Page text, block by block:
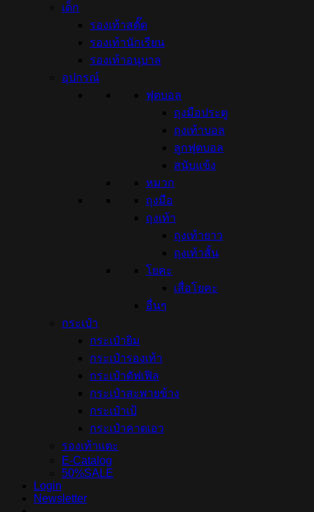
เด็ก
รองเท้าสตั๊ด
รองเท้านักเรียน
รองเท้าอนุบาล
อุปกรณ์
ฟุตบอล
ถุงมือประตู
ถุงเท้าบอล
ลูกฟุตบอล
สนับแข้ง
หมวก
ถุงมือ
ถุงเท้า
ถุงเท้ายาว
ถุงเท้าสั้น
โยคะ
เสื่อโยคะ
อื่นๆ
กระเป๋า
กระเป๋ายิม
กระเป๋ารองเท้า
กระเป๋าดัฟเฟิล
กระเป๋าสะพายข้าง
กระเป๋าเป้
กระเป๋าคาดเอว
รองเท้าแตะ
E-Catalog
50%SALE
Login
Newsletter